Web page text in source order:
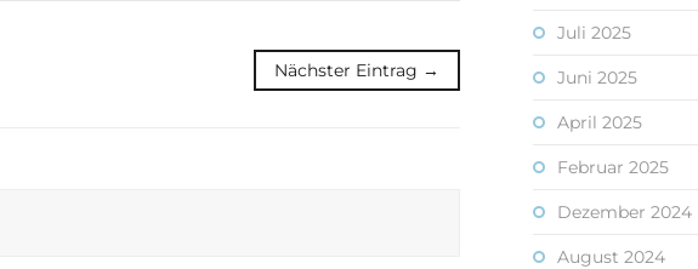
Nächster Eintrag →
Juli 2025
Juni 2025
April 2025
Februar 2025
Dezember 2024
August 2024